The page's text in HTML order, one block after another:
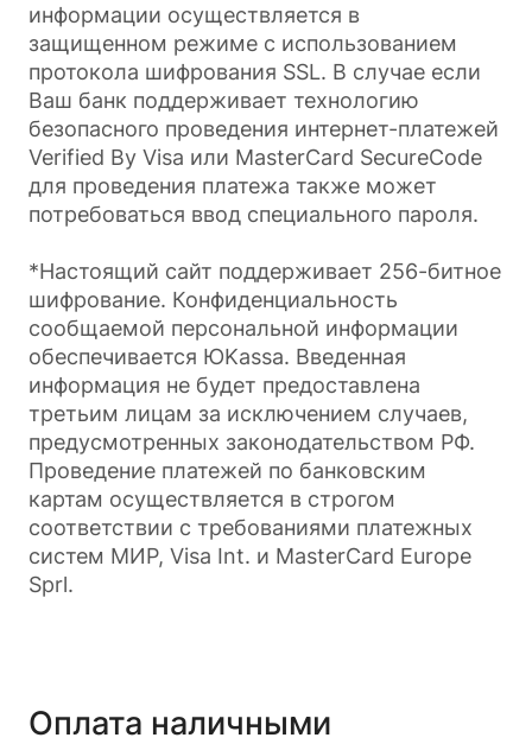
информации осуществляется в
защищенном режиме с использованием
протокола шифрования SSL. В случае если
Ваш банк поддерживает технологию
безопасного проведения интернет-платежей
Verified By Visa или MasterCard SecureCode
для проведения платежа также может
потребоваться ввод специального пароля.
*Настоящий сайт поддерживает 256-битное
шифрование. Конфиденциальность
сообщаемой персональной информации
обеспечивается ЮKassa. Введенная
информация не будет предоставлена
третьим лицам за исключением случаев,
предусмотренных законодательством РФ.
Проведение платежей по банковским
картам осуществляется в строгом
соответствии с требованиями платежных
систем МИР, Visa Int. и MasterCard Europe
Sprl.
Оплата наличными